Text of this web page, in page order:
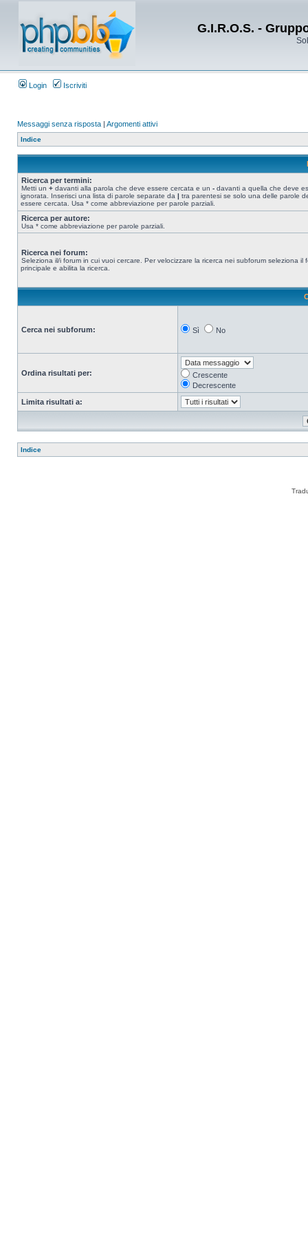
G.I.R.O.S. -
Login Iscriviti
Messaggi senza risposta | Argomenti attivi
Indice
Ricerca per termini:
Metti un + davanti alla parola che deve essere cercata e un - davanti a quella che deve
ignorata. Inserisci una lista di parole separate da | tra parentesi se solo una delle parole
essere cercata. Usa * come abbreviazione per parole parziali.
Ricerca per autore:
Usa * come abbreviazione per parole parziali.
Ricerca nei forum:
Seleziona il/i forum in cui vuoi cercare. Per velocizzare la ricerca nei subforum seleziona il
principale e abilita la ricerca.
Cerca nei subforum: Sì No
Ordina risultati per:
Crescente
Decrescente
Limita risultati a:
Indice